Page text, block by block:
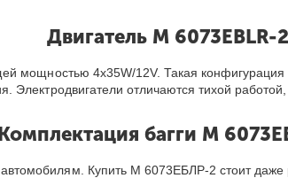
Двигатель M 6073EBLR-2
мощностью 4х35W/12V. Такая
Электродвигатели отличаются тихой
багги M
Купить М 6073ЕБЛР-2 стоит даже